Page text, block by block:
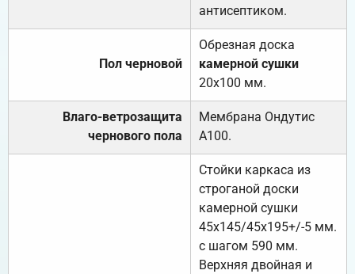
антисептиком.
Пол черновой
Обрезная доска
камерной сушки
20х100 мм.
Влаго-ветрозащита
чернового пола
Мембрана Ондутис
А100.
Стойки каркаса из
строганой доски
камерной сушки
45х145/45х195+/-5 мм.
с шагом 590 мм.
Верхняя двойная и